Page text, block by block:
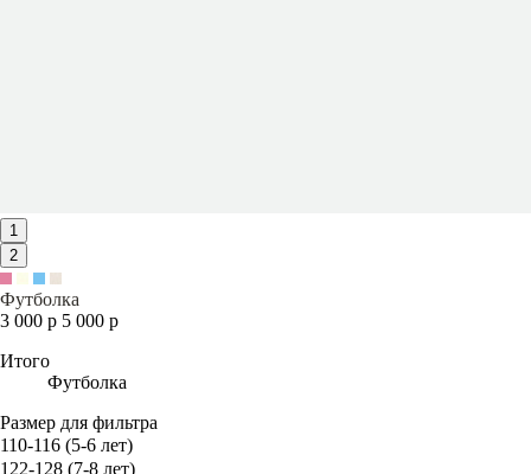
1
2
Футболка
3 000 р 5 000 р
Итого
Футболка
Размер для фильтра
110-116 (5-6 лет)
122-128 (7-8 лет)